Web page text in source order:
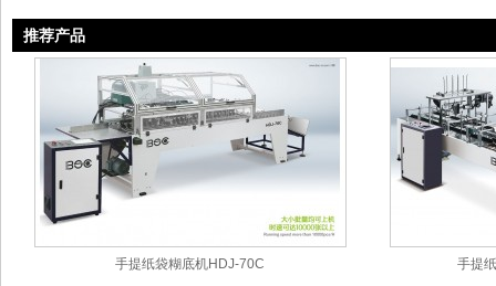
推荐产品
手提纸袋糊底机HDJ-70C 手提